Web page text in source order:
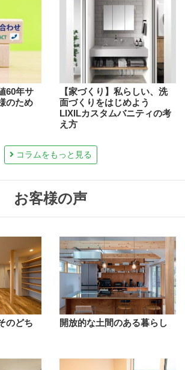
60年サ
のため
【家づくり】私らしい、洗
面づくりをはじめよう
LIXILカスタムバニティの考
え方
コラムをもっと見る
お客様の声
のどち
開放的な土間のある暮らし